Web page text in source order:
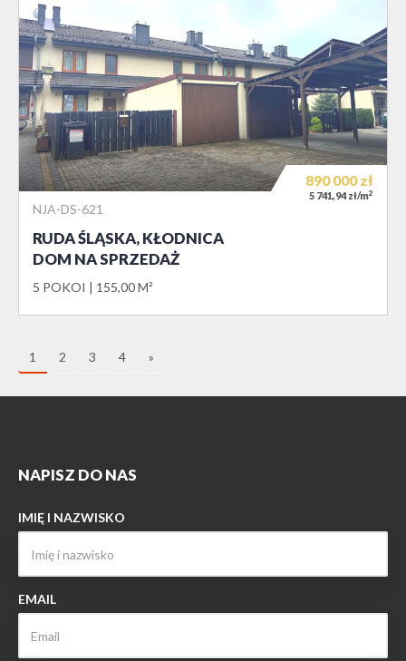
NJA-DS-621
RUDA ŚLĄSKA, KŁODNICA
DOM NA SPRZEDAŻ
5 POKOI 155,00 M²
890 000zł
5 741,94 zł/m2
1 2 3 4 »
NAPISZ DO NAS
IMIĘ I NAZWISKO
EMAIL